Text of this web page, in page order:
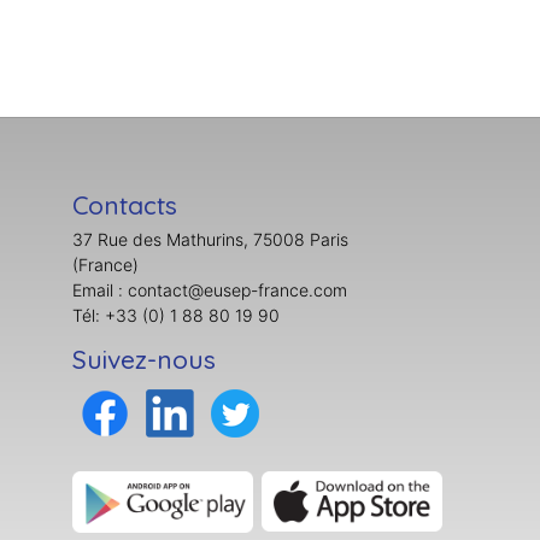
Contacts
37 Rue des Mathurins, 75008 Paris
(France)
Email : contact@eusep-france.com
Tél: +33 (0) 1 88 80 19 90
Suivez-nous